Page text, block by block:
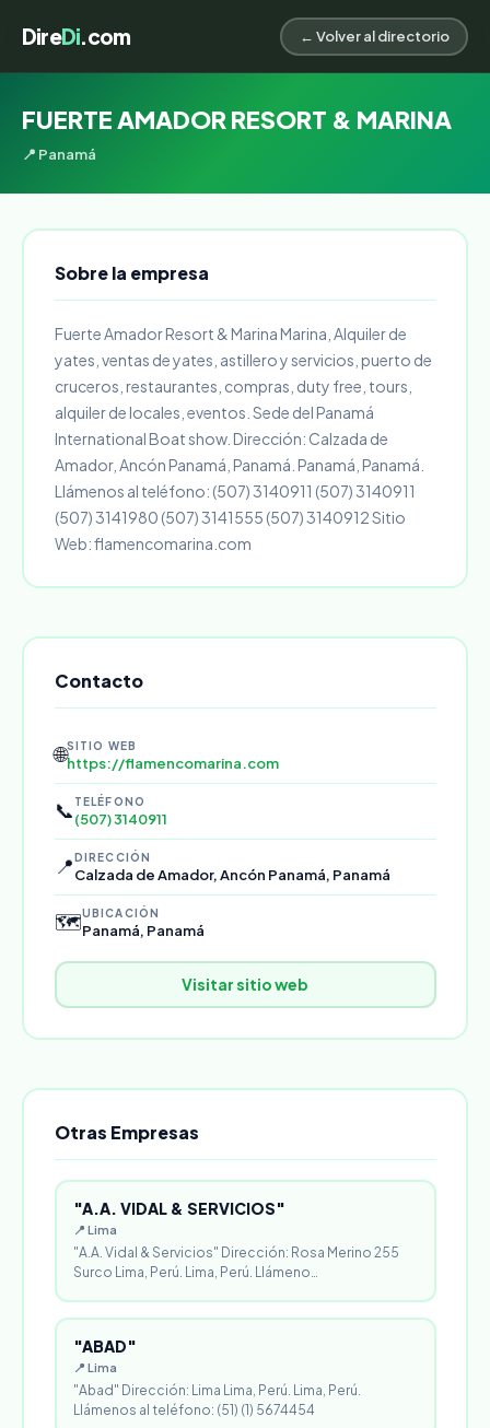
DireDi.com ← Volver al directorio
FUERTE AMADOR RESORT & MARINA
📍 Panamá
Sobre la empresa
Fuerte Amador Resort & Marina Marina, Alquiler de
yates, ventas de yates, astillero y servicios, puerto de
cruceros, restaurantes, compras, duty free, tours,
alquiler de locales, eventos. Sede del Panamá
International Boat show. Dirección: Calzada de
Amador, Ancón Panamá, Panamá. Panamá, Panamá.
Llámenos al teléfono: (507) 3140911 (507) 3140911
(507) 3141980 (507) 3141555 (507) 3140912 Sitio
Web: flamencomarina.com
Contacto
🌐SITIO WEB
https://flamencomarina.com
📞 TELÉFONO
(507) 3140911
📍DIRECCIÓN
Calzada de Amador, Ancón Panamá, Panamá
🗺️UBICACIÓN
Panamá, Panamá
Visitar sitio web
Otras Empresas
"A.A. VIDAL & SERVICIOS"
📍 Lima
"A.A. Vidal & Servicios" Dirección: Rosa Merino 255
Surco Lima, Perú. Lima, Perú. Llámeno…
"ABAD"
📍 Lima
"Abad" Dirección: Lima Lima, Perú. Lima, Perú.
Llámenos al teléfono: (51) (1) 5674454